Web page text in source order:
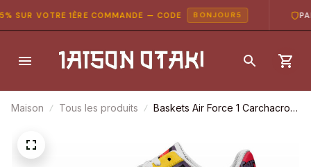
VOTRE 1ÈRE COMMANDE — CODE BONJOUR5
Maison Tous les produits
Baskets Air Force 1 Carchacrok